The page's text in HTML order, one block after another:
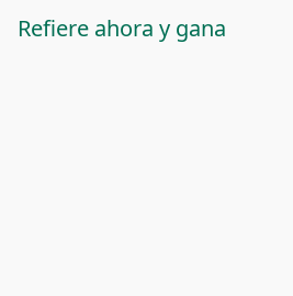
Refiere ahora y gana